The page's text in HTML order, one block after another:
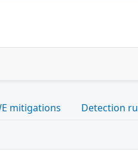
mitigations Detection